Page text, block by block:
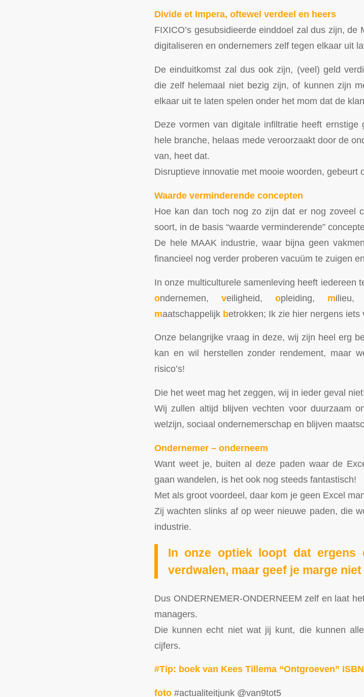
Divide et Impera, oftewel verdeel en heers
FIXICO’s gesubsidieerde einddoel zal dus zijn,
digitaliseren en ondernemers zelf tegen elkaar uit
De einduitkomst zal dus ook zijn, (veel) geld
die zelf helemaal niet bezig zijn, of kunnen zijn
elkaar uit te laten spelen onder het mom dat de
Deze vormen van digitale infiltratie heeft
hele branche, helaas mede veroorzaakt door de
van, heet dat.
Disruptieve innovatie met mooie woorden, gebeurt
Waarde verminderende concepten
Hoe kan dan toch nog zo zijn dat er nog zoveel
soort, in de basis “waarde verminderende”
De hele MAAK industrie, waar bijna geen
financieel nog verder proberen vacuüm te zuigen
In onze multiculturele samenleving heeft iedereen
ondernemen, veiligheid, opleiding, m
maatschappelijk betrokken; Ik zie hier nergens iets
Onze belangrijke vraag in deze, wij zijn heel erg
kan en wil herstellen zonder rendement, maar
risico’s!
Die het weet mag het zeggen, wij in ieder geval
Wij zullen altijd blijven vechten voor duurzaam
welzijn, sociaal ondernemerschap en blijven
Ondernemer – onderneem
Want weet je, buiten al deze paden waar de
gaan wandelen, is het ook nog steeds fantastisch!
Met als groot voordeel, daar kom je geen Excel
Zij wachten slinks af op weer nieuwe paden, die
industrie.
In onze optiek loopt dat ergens
verdwalen, maar geef je marge niet
Dus ONDERNEMER-ONDERNEEM zelf en laat
managers.
Die kunnen echt niet wat jij kunt, die kunnen
cijfers.
#Tip: boek van Kees Tillema “Ontgroeven” ISBN
foto #actualiteitjunk @van9tot5